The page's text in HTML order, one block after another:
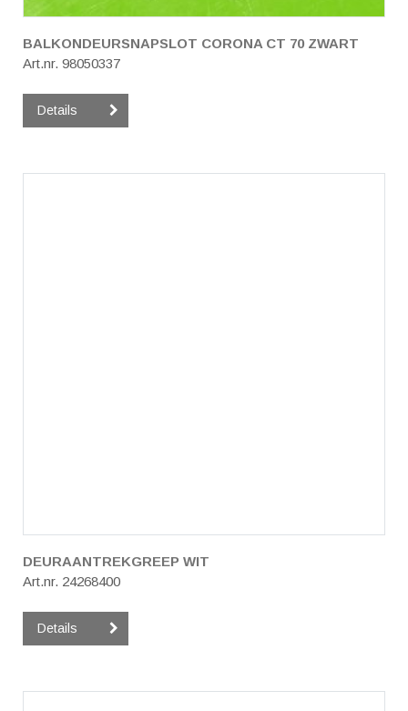
BALKONDEURSNAPSLOT CORONA CT 70 ZWART
Art.nr. 98050337
Details
DEURAANTREKGREEP WIT
Art.nr. 24268400
Details